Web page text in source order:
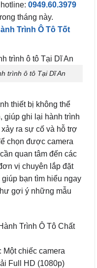
0949.60.3979
tháng này.
Trình Ô Tô Tốt
trình ô tô Tại Dĩ An
thiết bị không thể
giúp ghi lại hành trình
ra sự cố và hỗ trợ
chọn được camera
quan tâm đến các
vị chuyên lắp đặt
bạn tìm hiểu ngay
gợi ý những mẫu
Trình Ô Tô Chất
chiếc camera
Full HD (1080p)